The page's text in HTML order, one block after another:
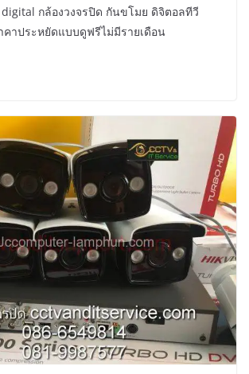
digital กล้องวงจรปิด กันขโมย ดิจิตอลทีวี
คาประหยัดแบบดูฟรีไม่มีรายเดือน